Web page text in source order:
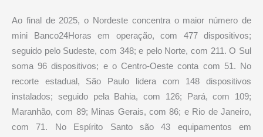
Ao final de 2025, o Nordeste concentra o maior número de
mini Banco24Horas em operação, com 477 dispositivos;
seguido pelo Sudeste, com 348; e pelo Norte, com 211. O Sul
soma 96 dispositivos; e o Centro-Oeste conta com 51. No
recorte estadual, São Paulo lidera com 148 dispositivos
instalados; seguido pela Bahia, com 126; Pará, com 109;
Maranhão, com 89; Minas Gerais, com 86; e Rio de Janeiro,
com 71. No Espírito Santo são 43 equipamentos em